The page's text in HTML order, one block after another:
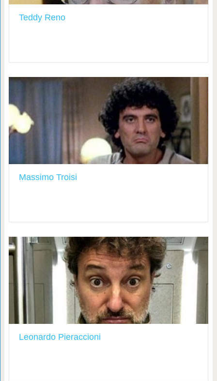
Teddy Reno
Massimo Troisi
Leonardo Pieraccioni